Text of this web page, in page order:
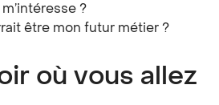
m’intéresse ?
être mon futur métier ?
où vous allez